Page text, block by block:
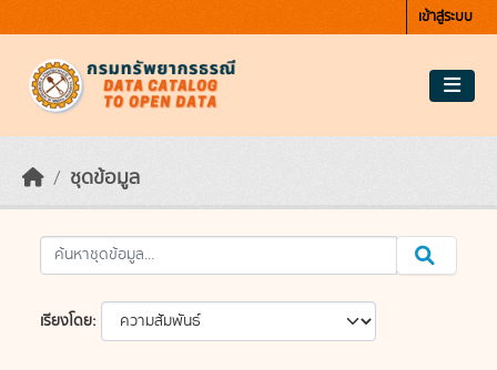
เข้าสู่ระบบ
ชุดข้อมูล
เรียงโดย